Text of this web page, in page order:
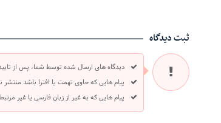
ثبت دیدگاه
دیدگاه های ارسال شده توسط شما، پس از
پیام هایی که حاوی تهمت یا افترا باشد
پیام هایی که به غیر از زبان فارسی یا غیر